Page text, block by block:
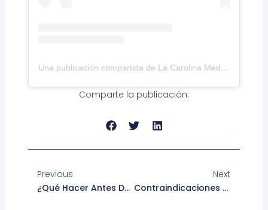
Una publicación compartida de La Carolina Medical IPS (@lacarolinamedicalips)
Comparte la publicación:
Previous
¿Qué Hacer Antes De Una Endoscopia?
Next
Contraindicaciones Del Balón Intragástrico